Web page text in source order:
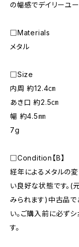
の幅感でデイリーユ
□Materials
メタル
□Size
内周 約12.4㎝
あき口 約2.5㎝
幅 約4.5㎜
7g
□Condition【B】
経年によるメタルの
い良好な状態です。(
みられます)中古品で
い。ご購入前に必ず
す。